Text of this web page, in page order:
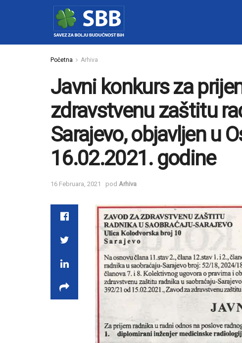
Početna Arhiva
Javni konkurs za
zdravstvenu zaštitu
Sarajevo, objavljen u
16.02.2021. godine
16 Februara, 2021 pod Arhiva